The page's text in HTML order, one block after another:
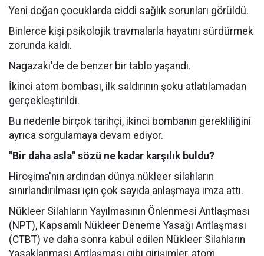
Yeni doğan çocuklarda ciddi sağlık sorunları görüldü.
Binlerce kişi psikolojik travmalarla hayatını sürdürmek
zorunda kaldı.
Nagazaki'de de benzer bir tablo yaşandı.
İkinci atom bombası, ilk saldırının şoku atlatılamadan
gerçekleştirildi.
Bu nedenle birçok tarihçi, ikinci bombanın gerekliliğini
ayrıca sorgulamaya devam ediyor.
"Bir daha asla" sözü ne kadar karşılık buldu?
Hiroşima'nın ardından dünya nükleer silahların
sınırlandırılması için çok sayıda anlaşmaya imza attı.
Nükleer Silahların Yayılmasının Önlenmesi Antlaşması
(NPT), Kapsamlı Nükleer Deneme Yasağı Antlaşması
(CTBT) ve daha sonra kabul edilen Nükleer Silahların
Yasaklanması Antlaşması gibi girişimler, atom